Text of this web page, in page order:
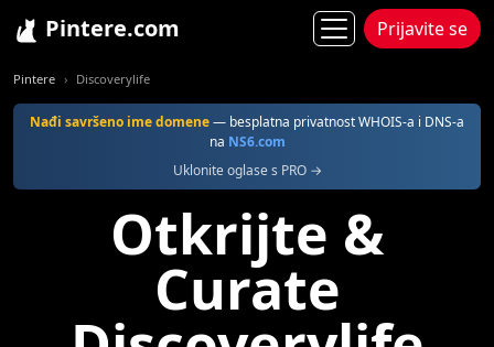
Pintere.com Prijavite se
Pintere Discoverylife
Nađi savršeno ime domene— besplatna privatnost WHOIS-a i DNS-a
na NS6.com
Uklonite oglase s PRO →
Otkrijte &
Curate